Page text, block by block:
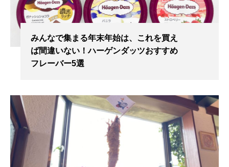
みんなで集まる年末年始は、これを買え
ば間違いない！ハーゲンダッツおすすめ
フレーバー5選